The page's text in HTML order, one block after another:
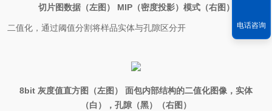
切片图数据（左图） MIP（密度投影）模式（右图）
二值化，通过阈值分割将样品实体与孔隙区分开
8bit 灰度值直方图（左图） 面包内部结构的二值化图像，实体
（白），孔隙（黑）（右图）
电话咨询